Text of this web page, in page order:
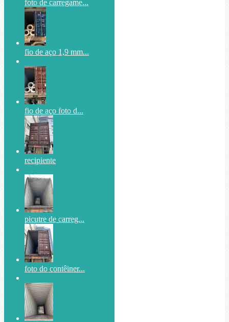
foto de carregame...
fio de aço 1,9 mm...
fio de aço foto d...
recipiente
picutre de carreg...
foto do contêiner...